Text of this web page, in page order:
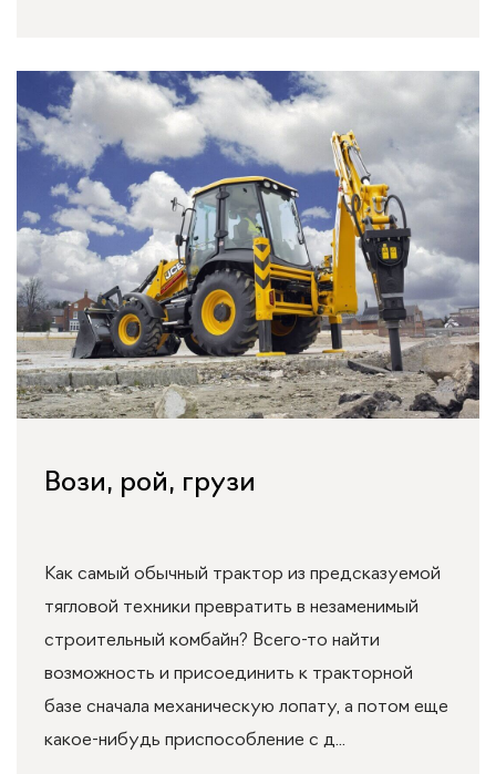
Вози, рой, грузи
Как самый обычный трактор из предсказуемой
тягловой техники превратить в незаменимый
строительный комбайн? Всего-то найти
возможность и присоединить к тракторной
базе сначала механическую лопату, а потом еще
какое-нибудь приспособление с д...